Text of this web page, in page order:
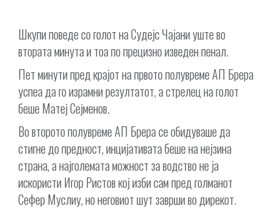
Шкупи поведе со голот на Судејс Чајани уште во
втората минута и тоа по прецизно изведен пенал.
Пет минути пред крајот на првото полувреме АП Брера
успеа да го израмни резултатот, а стрелец на голот
беше Матеј Сејменов.
Во второто полувреме АП Брера се обидуваше да
стигне до предност, инцијативата беше на нејзина
страна, а најголемата можност за водство не ја
искористи Игор Ристов кој изби сам пред голманот
Сефер Муслиу, но неговиот шут заврши во дирекот.